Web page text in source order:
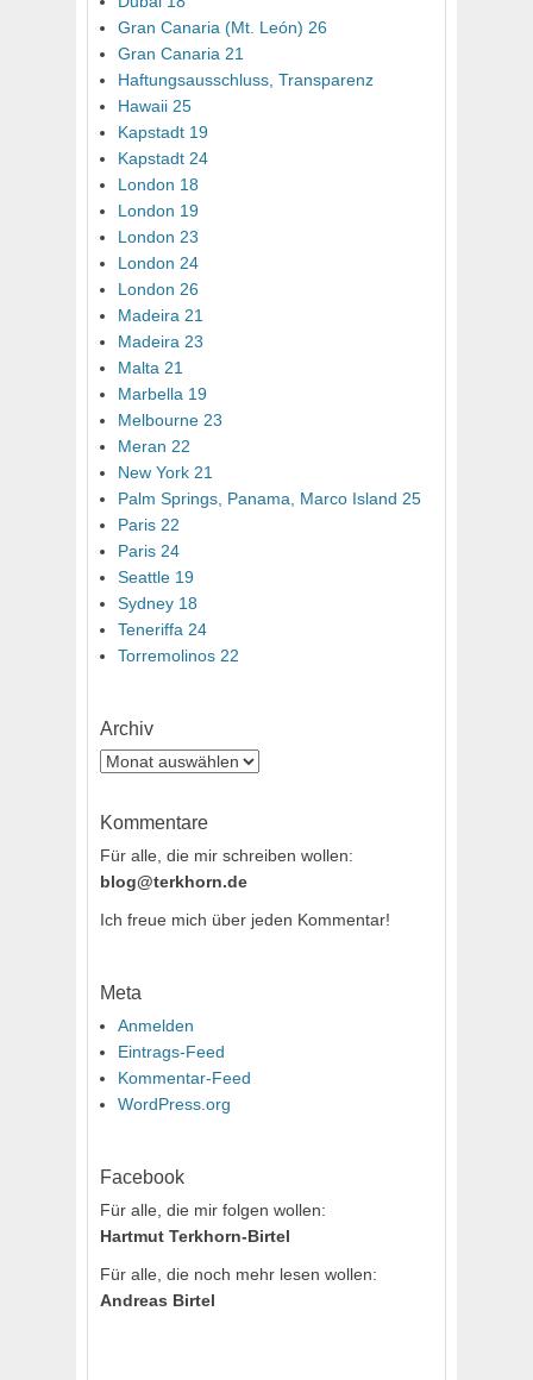
Gran Canaria (Mt. León) 26
Gran Canaria 21
Haftungsausschluss, Transparenz
Hawaii 25
Kapstadt 19
Kapstadt 24
London 18
London 19
London 23
London 24
London 26
Madeira 21
Madeira 23
Malta 21
Marbella 19
Melbourne 23
Meran 22
New York 21
Palm Springs, Panama, Marco Island 25
Paris 22
Paris 24
Seattle 19
Sydney 18
Teneriffa 24
Torremolinos 22
Archiv
Archiv
Kommentare
Für alle, die mir schreiben wollen:
blog@terkhorn.de
Ich freue mich über jeden Kommentar!
Meta
Anmelden
Eintrags-Feed
Kommentar-Feed
WordPress.org
Facebook
Für alle, die mir folgen wollen:
Hartmut Terkhorn-Birtel
Für alle, die noch mehr lesen wollen:
Andreas Birtel